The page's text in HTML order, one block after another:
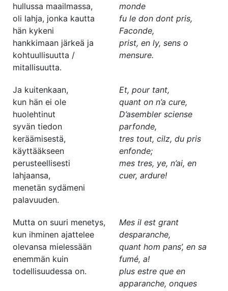
hullussa maailmassa,
oli lahja, jonka kautta
hän kykeni
hankkimaan järkeä ja
kohtuullisuutta /
mitallisuutta.
monde
fu le don dont pris,
Faconde,
prist, en ly, sens o
mensure.
Ja kuitenkaan,
kun hän ei ole
huolehtinut
syvän tiedon
keräämisestä,
käyttääkseen
perusteellisesti
lahjaansa,
menetän sydämeni
palavuuden.
Et, pour tant,
quant on n’a cure,
D’asembler sciense
parfonde,
tres tout, cilz, du pris
enfonde;
mes tres, ye, n’ai, en
cuer, ardure!
Mutta on suuri menetys,
kun ihminen ajattelee
olevansa mielessään
enemmän kuin
todellisuudessa on.
Mes il est grant
desparanche,
quant hom pans’, en sa
fumé, a!
plus estre que en
apparanche, onques